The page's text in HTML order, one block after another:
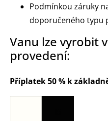
Podmínkou záruky
doporučeného typu
Vanu lze vyrobit
provedení:
Příplatek 50 % k